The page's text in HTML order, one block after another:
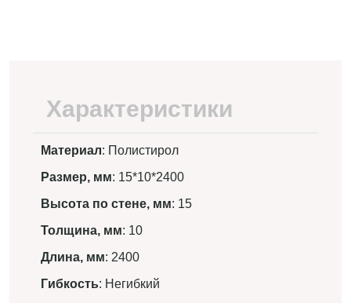
Характеристики
Материал: Полистирол
Размер, мм: 15*10*2400
Высота по стене, мм: 15
Толщина, мм: 10
Длина, мм: 2400
Гибкость: Негибкий